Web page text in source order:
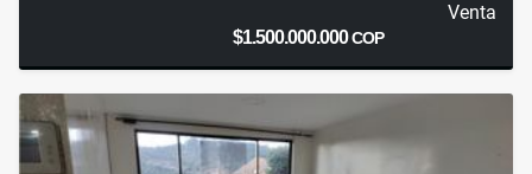
Venta
$1.500.000.000COP